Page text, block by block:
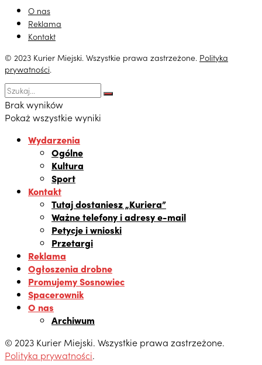
O nas
Reklama
Kontakt
© 2023 Kurier Miejski. Wszystkie prawa zastrzeżone. Polityka
prywatności.
Brak wyników
Pokaż wszystkie wyniki
Wydarzenia
Ogólne
Kultura
Sport
Kontakt
Tutaj dostaniesz „Kuriera”
Ważne telefony i adresy e-mail
Petycje i wnioski
Przetargi
Reklama
Ogłoszenia drobne
Promujemy Sosnowiec
Spacerownik
O nas
Archiwum
© 2023 Kurier Miejski. Wszystkie prawa zastrzeżone.
Polityka prywatności.